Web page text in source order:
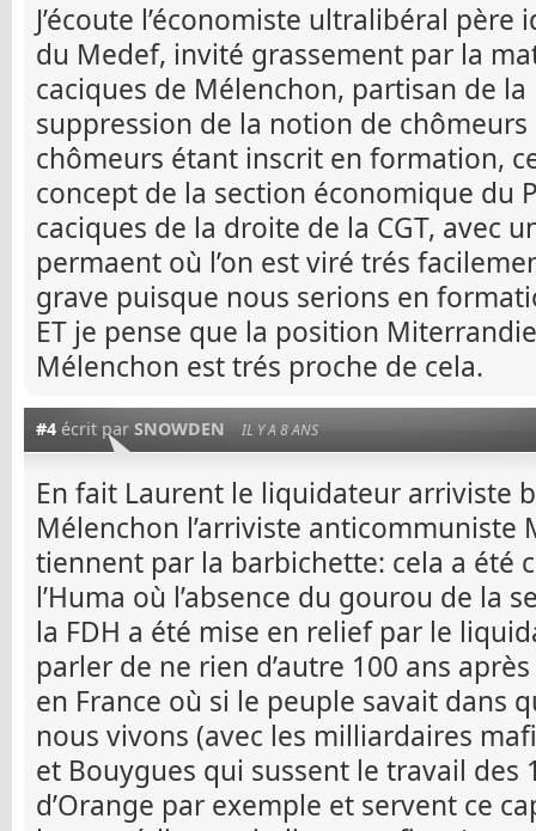
J’écoute l’économiste ultralibéral
du Medef, invité grassement par la
caciques de Mélenchon, partisan de la
suppression de la notion de
chômeurs étant inscrit en formation,
concept de la section économique du
caciques de la droite de la CGT, avec
permaent où l’on est viré trés
grave puisque nous serions en
ET je pense que la position
Mélenchon est trés proche de cela.
#4 écrit par SNOWDEN IL Y A 8 ANS
En fait Laurent le liquidateur arriviste
Mélenchon l’arriviste anticommuniste
tiennent par la barbichette: cela a été
l’Huma où l’absence du gourou de la
la FDH a été mise en relief par le
parler de ne rien d’autre 100 ans
en France où si le peuple savait dans
nous vivons (avec les milliardaires
et Bouygues qui sussent le travail des
d’Orange par exemple et servent ce